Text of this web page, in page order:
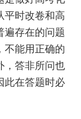
平时改卷和高
遍存在的问题
不能用正确的
，答非所问也
此在答题时必